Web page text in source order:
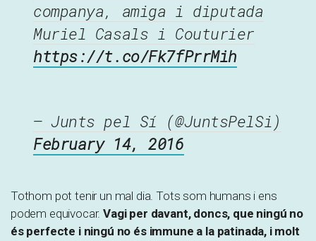
companya, amiga i diputada
Muriel Casals i Couturier
https://t.co/Fk7fPrrMih
— Junts pel Sí (@JuntsPelSi)
February 14, 2016
Tothom pot tenir un mal dia. Tots som humans i ens
podem equivocar.Vagi per davant, doncs, que ningú no
és perfecte i ningú no és immune a la patinada, i molt